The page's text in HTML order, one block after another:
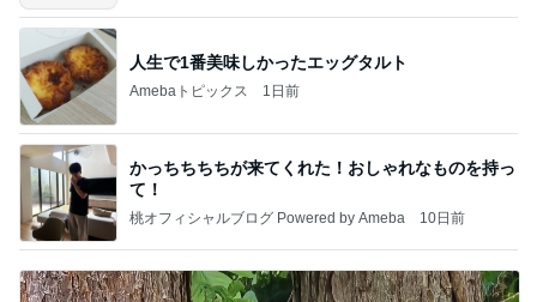
人生で1番美味しかったエッグタルト
Amebaトピックス 1日前
かっちちちちが来てくれた！おしゃれなものを持っ
て！
桃オフィシャルブログ Powered by Ameba 10日前